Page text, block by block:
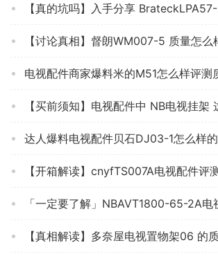
电视配件商家爆料米的M51怎么样评测